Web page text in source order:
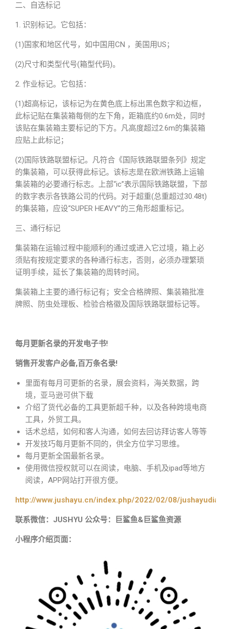
二、自选标记
1. 识别标记。它包括：
(1)国家和地区代号，如中国用CN ，美国用US；
(2)尺寸和类型代号(箱型代码)。
2. 作业标记。它包括：
(1)超高标记，该标记为在黄色底上标出黑色数字和边框，
此标记贴在集装箱每侧的左下角，距箱底约0.6m处，同时
该贴在集装箱主要标记的下方。凡高度超过2.6m的集装箱
应贴上此标记；
(2)国际铁路联盟标记。凡符合《国际铁路联盟条列》规定
的集装箱，可以获得此标记。该标志是在欧洲铁路上运输
集装箱的必要通行标志。上部“ic”表示国际铁路联盟，下部
的数字表示各铁路公司的代码。对于超重(总重超过30.48t)
的集装箱，应设“SUPER HEAVY”的三角形超重标记。
三、通行标记
集装箱在运输过程中能顺利的通过或进入它过境，箱上必
须贴有按规定要求的各种通行标志，否则，必须办理繁琐
证明手续，延长了集装箱的周转时间。
集装箱上主要的通行标记有；安全合格牌照、集装箱批准
牌照、防虫处理板、检验合格徽及国际铁路联盟标记等。
每月更新名录的开发电子书!
销售开发客户必备,百万条名录!
里面有每月可更新的名录，展会资料，海关数据，跨
境，亚马逊可供下载
介绍了货代必备的工具更新超千种，以及各种跨境电商
工具，外贸工具。
话术总结，如何和客人沟通，如何去回访拜访客人等等
开发技巧每月更新不同的，供全方位学习思维。
每月更新全国最新名录。
使用微信授权就可以在阅读，电脑、手机及ipad等地方
阅读，APP网站打开很方便。
http://www.jushayu.cn/index.php/2022/02/08/
联系微信：JUSHYU 公众号：巨鲨鱼&巨鲨鱼资源
小程序介绍页面：